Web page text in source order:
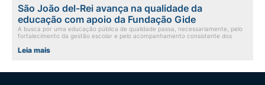
São João del-Rei avança na qualidade da
educação com apoio da Fundação Gide
A busca por uma educação pública de qualidade passa, necessariamente, pelo
fortalecimento da gestão escolar e pelo acompanhamento consistente dos
Leia mais